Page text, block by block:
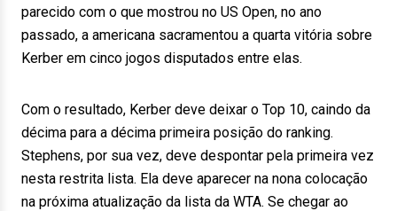
parecido com o que mostrou no US Open, no ano
passado, a americana sacramentou a quarta vitória sobre
Kerber em cinco jogos disputados entre elas.
Com o resultado, Kerber deve deixar o Top 10, caindo da
décima para a décima primeira posição do ranking.
Stephens, por sua vez, deve despontar pela primeira vez
nesta restrita lista. Ela deve aparecer na nona colocação
na próxima atualização da lista da WTA. Se chegar ao